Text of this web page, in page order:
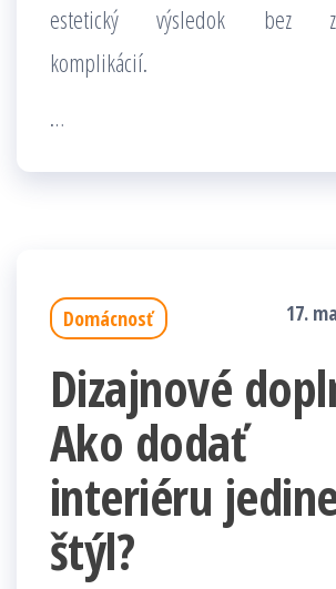
estetický výsledok bez
komplikácií.
…
Domácnosť 17.
Dizajnové
Ako dodať
interiéru
štýl?